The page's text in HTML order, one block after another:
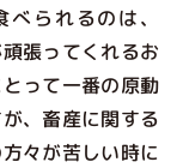
られるのは、
張ってくれるお
って一番の原動
、畜産に関する
々が苦しい時に